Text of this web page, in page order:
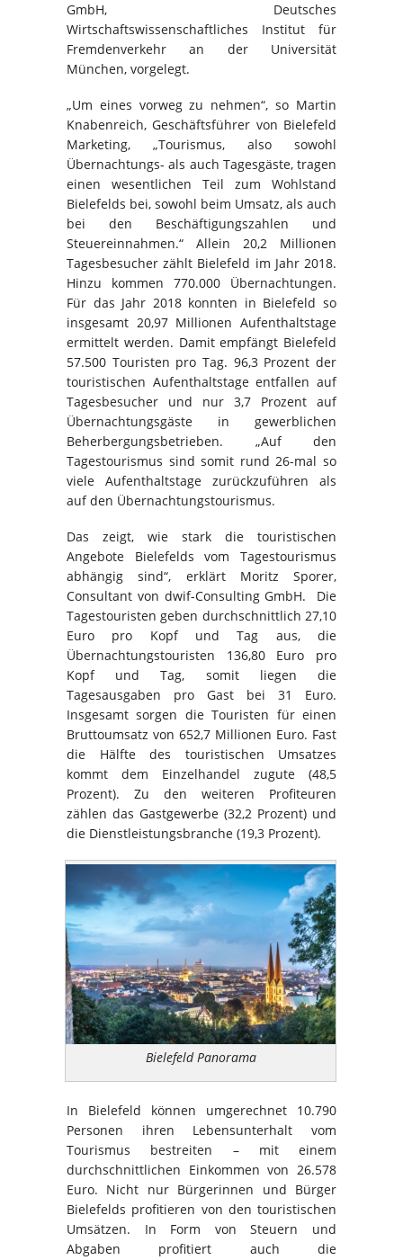
GmbH, Deutsches
Wirtschaftswissenschaftliches Institut für
Fremdenverkehr an der Universität
München, vorgelegt.
„Um eines vorweg zu nehmen“, so Martin
Knabenreich, Geschäftsführer von Bielefeld
Marketing, „Tourismus, also sowohl
Übernachtungs- als auch Tagesgäste, tragen
einen wesentlichen Teil zum Wohlstand
Bielefelds bei, sowohl beim Umsatz, als auch
bei den Beschäftigungszahlen und
Steuereinnahmen.“ Allein 20,2 Millionen
Tagesbesucher zählt Bielefeld im Jahr 2018.
Hinzu kommen 770.000 Übernachtungen.
Für das Jahr 2018 konnten in Bielefeld so
insgesamt 20,97 Millionen Aufenthaltstage
ermittelt werden. Damit empfängt Bielefeld
57.500 Touristen pro Tag. 96,3 Prozent der
touristischen Aufenthaltstage entfallen auf
Tagesbesucher und nur 3,7 Prozent auf
Übernachtungsgäste in gewerblichen
Beherbergungsbetrieben. „Auf den
Tagestourismus sind somit rund 26-mal so
viele Aufenthaltstage zurückzuführen als
auf den Übernachtungstourismus.
Das zeigt, wie stark die touristischen
Angebote Bielefelds vom Tagestourismus
abhängig sind“, erklärt Moritz Sporer,
Consultant von dwif-Consulting GmbH. Die
Tagestouristen geben durchschnittlich 27,10
Euro pro Kopf und Tag aus, die
Übernachtungstouristen 136,80 Euro pro
Kopf und Tag, somit liegen die
Tagesausgaben pro Gast bei 31 Euro.
Insgesamt sorgen die Touristen für einen
Bruttoumsatz von 652,7 Millionen Euro. Fast
die Hälfte des touristischen Umsatzes
kommt dem Einzelhandel zugute (48,5
Prozent). Zu den weiteren Profiteuren
zählen das Gastgewerbe (32,2 Prozent) und
die Dienstleistungsbranche (19,3 Prozent).
Bielefeld Panorama
In Bielefeld können umgerechnet 10.790
Personen ihren Lebensunterhalt vom
Tourismus bestreiten – mit einem
durchschnittlichen Einkommen von 26.578
Euro. Nicht nur Bürgerinnen und Bürger
Bielefelds profitieren von den touristischen
Umsätzen. In Form von Steuern und
Abgaben profitiert auch die